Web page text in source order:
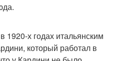
1920-х годах итальянским
который работал в